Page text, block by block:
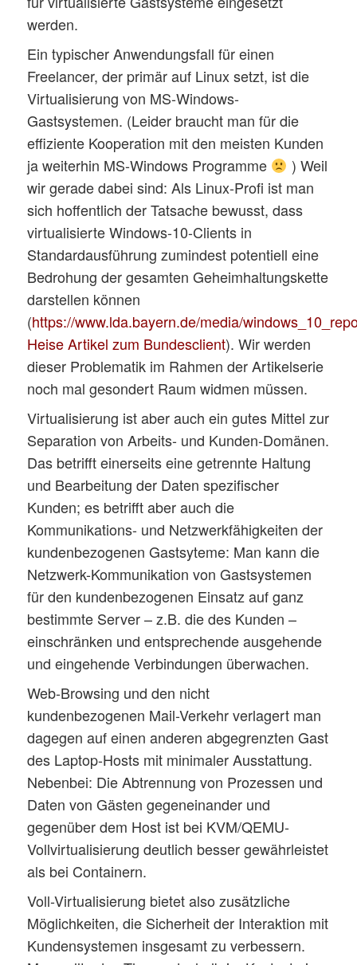
werden.
Ein typischer Anwendungsfall für einen
Freelancer, der primär auf Linux setzt, ist die
Virtualisierung von MS-Windows-
Gastsystemen. (Leider braucht man für die
effiziente Kooperation mit den meisten Kunden
ja weiterhin MS-Windows Programme
) Weil
wir gerade dabei sind: Als Linux-Profi ist man
sich hoffentlich der Tatsache bewusst, dass
virtualisierte Windows-10-Clients in
Standardausführung zumindest potentiell eine
Bedrohung der gesamten Geheimhaltungskette
darstellen können
(https://www.lda.bayern.de/media/
Heise Artikel zum Bundesclient). Wir werden
dieser Problematik im Rahmen der Artikelserie
noch mal gesondert Raum widmen müssen.
Virtualisierung ist aber auch ein gutes Mittel zur
Separation von Arbeits- und Kunden-Domänen.
Das betrifft einerseits eine getrennte Haltung
und Bearbeitung der Daten spezifischer
Kunden; es betrifft aber auch die
Kommunikations- und Netzwerkfähigkeiten der
kundenbezogenen Gastsyteme: Man kann die
Netzwerk-Kommunikation von Gastsystemen
für den kundenbezogenen Einsatz auf ganz
bestimmte Server – z.B. die des Kunden –
einschränken und entsprechende ausgehende
und eingehende Verbindungen überwachen.
Web-Browsing und den nicht
kundenbezogenen Mail-Verkehr verlagert man
dagegen auf einen anderen abgegrenzten Gast
des Laptop-Hosts mit minimaler Ausstattung.
Nebenbei: Die Abtrennung von Prozessen und
Daten von Gästen gegeneinander und
gegenüber dem Host ist bei KVM/QEMU-
Vollvirtualisierung deutlich besser gewährleistet
als bei Containern.
Voll-Virtualisierung bietet also zusätzliche
Möglichkeiten, die Sicherheit der Interaktion mit
Kundensystemen insgesamt zu verbessern.